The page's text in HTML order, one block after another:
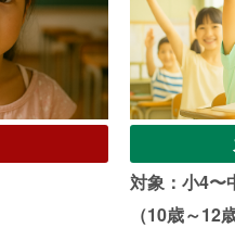
対象：小4〜
（10歳～12